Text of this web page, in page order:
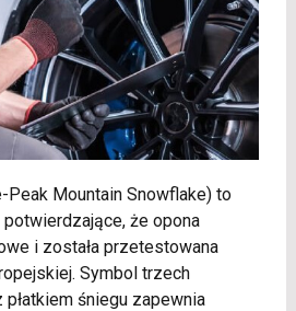
Peak Mountain Snowflake) to
że opona
i została przetestowana
Symbol trzech
śniegu zapewnia